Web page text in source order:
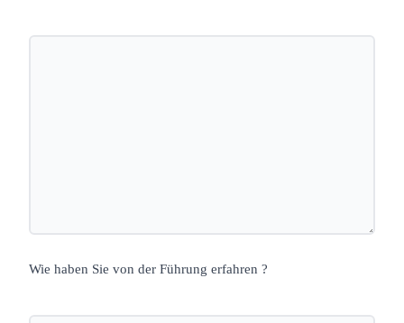
Wie haben Sie von der Führung erfahren ?